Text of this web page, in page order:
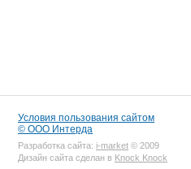
Условия пользования сайтом
© ООО Интерда
Разработка сайта: i-market © 2009
Дизайн сайта сделан в Knock Knock